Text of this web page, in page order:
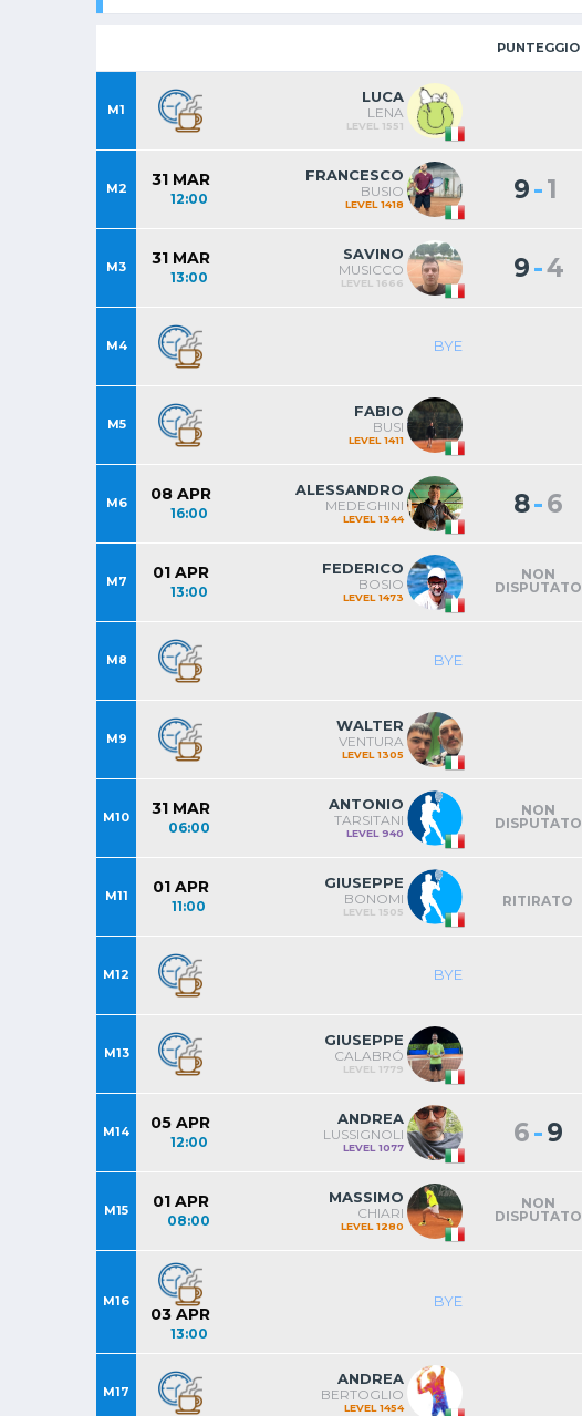
PUNTEGGIO
M1
LUCA
LENA
LEVEL 1551
M2 31 MAR
12:00
FRANCESCO
BUSIO
LEVEL 1418 9-1
M3 31 MAR
13:00
SAVINO
MUSICCO
LEVEL 1666 9-4
M4 BYE
M5
FABIO
BUSI
LEVEL 1411
M6 08 APR
16:00
ALESSANDRO
MEDEGHINI
LEVEL 1344 8-6
M7 01 APR
13:00
FEDERICO
BOSIO
LEVEL 1473
NON
DISPUTATO
M8 BYE
M9
WALTER
VENTURA
LEVEL 1305
M10 31 MAR
06:00
ANTONIO
TARSITANI
LEVEL 940
NON
DISPUTATO
M11 01 APR
11:00
GIUSEPPE
BONOMI
LEVEL 1505
RITIRATO
M12 BYE
M13
GIUSEPPE
CALABRÓ
LEVEL 1779
M14 05 APR
12:00
ANDREA
LUSSIGNOLI
LEVEL 1077 6-9
M15 01 APR
08:00
MASSIMO
CHIARI
LEVEL 1280
NON
DISPUTATO
M16
03 APR
13:00
BYE
M17
ANDREA
BERTOGLIO
LEVEL 1454